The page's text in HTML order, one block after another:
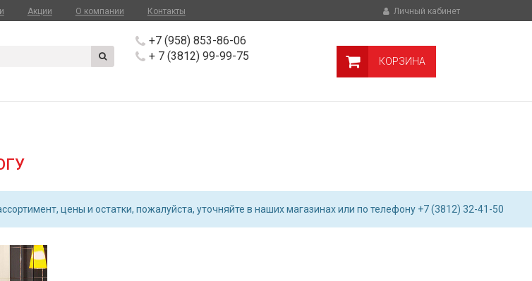
Акции О компании Контакты Личный кабинет
+7 (958) 853-86-06
+ 7 (3812) 99-99-75
КОРЗИНА
цены и остатки, пожалуйста, уточняйте в наших магазинах или по телефону +7 (3812) 32-41-50